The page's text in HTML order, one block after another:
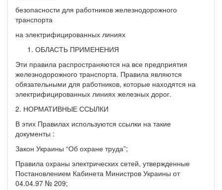
безопасности для работников железнодорожного
транспорта
на электрифицированных линиях
ОБЛАСТЬ ПРИМЕНЕНИЯ
Эти правила распространяются на все предприятия
железнодорожного транспорта. Правила являются
обязательными для работников, которые находятся на
электрифицированных линиях железных дорог.
2. НОРМАТИВНЫЕ ССЫЛКИ
В этих Правилах используются ссылки на такие
документы :
Закон Украины “Об охране труда”;
Правила охраны электрических сетей, утвержденные
Постановлением Кабинета Министров Украины от
04.04.97 № 209;